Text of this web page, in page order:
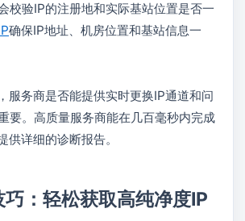
校验IP的注册地和实际基站位置是否一
确保IP地址、机房位置和基站信息一
服务商是否能提供实时更换IP通道和问
要。高质量服务商能在几百毫秒内完成
供详细的诊断报告。
：轻松获取高纯净度IP